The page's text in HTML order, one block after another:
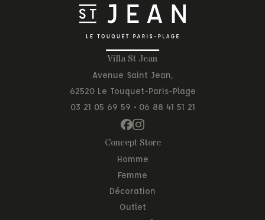
Villa St Jean
Avenue Saint Jean,
62520 Le Touquet-Paris-Plage
03 21 05 69 59 • 06 88 41 51 21
Concept Store
Homme
Femme
Décoration
Outlet